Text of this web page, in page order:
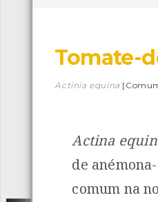
Descarregar a app
Espécies 4829
Tomate-
Actinia equina
Actina
de
comum na